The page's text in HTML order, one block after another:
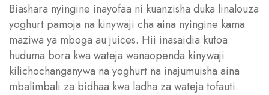
Biashara nyingine inayofaa ni kuanzisha duka linalouza
yoghurt pamoja na kinywaji cha aina nyingine kama
maziwa ya mboga au juices. Hii inasaidia kutoa
huduma bora kwa wateja wanaopenda kinywaji
kilichochanganywa na yoghurt na inajumuisha aina
mbalimbali za bidhaa kwa ladha za wateja tofauti.